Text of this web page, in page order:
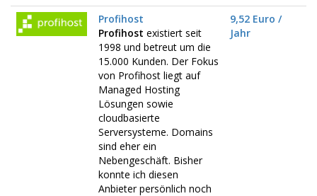
Profihost
Profihost existiert seit
1998 und betreut um die
15.000 Kunden. Der Fokus
von Profihost liegt auf
Managed Hosting
Lösungen sowie
cloudbasierte
Serversysteme. Domains
sind eher ein
Nebengeschäft. Bisher
konnte ich diesen
Anbieter persönlich noch
9,52 Euro /
Jahr